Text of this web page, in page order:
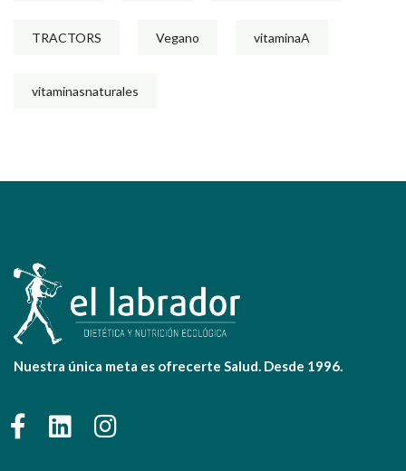
TRACTORS Vegano vitaminaA
vitaminasnaturales
Nuestra única meta es ofrecerte Salud. Desde 1996.